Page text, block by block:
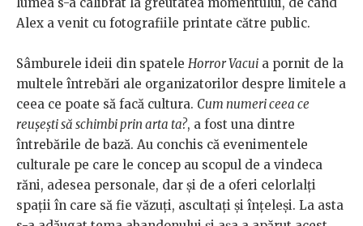
lumea s-a calibrat la greutatea momentului, de când
Alex a venit cu fotografiile printate către public.
Sâmburele ideii din spatele Horror Vacui a pornit de la
multele întrebări ale organizatorilor despre limitele a
ceea ce poate să facă cultura. Cum numeri ceea ce
reușești să schimbi prin arta ta?, a fost una dintre
întrebările de bază. Au conchis că evenimentele
culturale pe care le concep au scopul de a vindeca
răni, adesea personale, dar și de a oferi celorlalți
spații în care să fie văzuți, ascultați și înțeleși. La asta